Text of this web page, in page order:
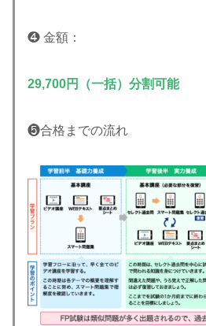
❹ 金額：
29,700円（一括）分割可能
❺合格までの流れ